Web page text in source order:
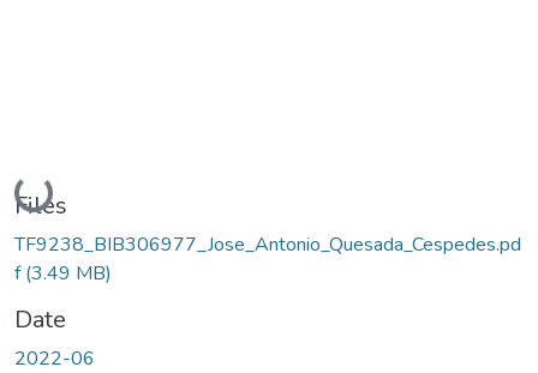
Loading...
Files
TF9238_BIB306977_Jose_Antonio_Quesada_Cespedes.pd
f(3.49 MB)
Date
2022-06